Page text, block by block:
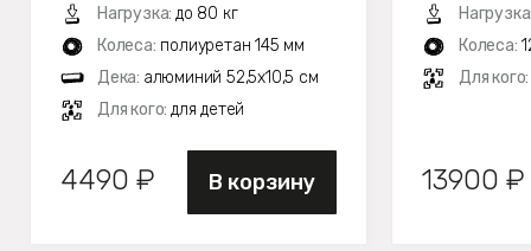
Нагрузка: до 80 кг
Колеса: полиуретан 145 мм
Дека: алюминий 52,5х10,5 см
Для кого: для детей
4490 ₽ В корзину
Колеса:
Для кого:
13900 ₽